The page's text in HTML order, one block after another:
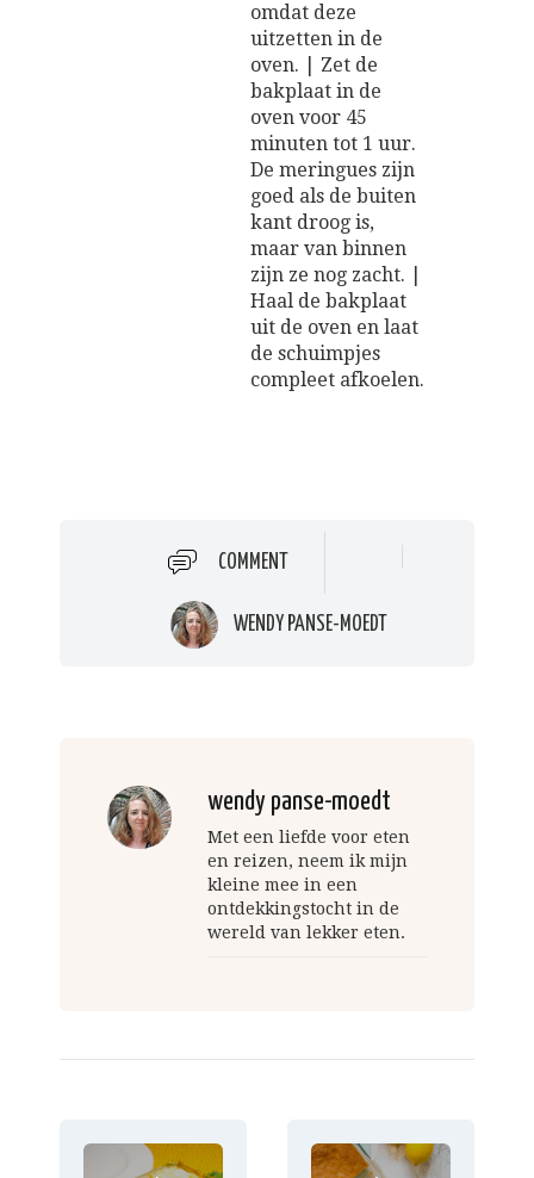
omdat deze
uitzetten in de
oven. | Zet de
bakplaat in de
oven voor 45
minuten tot 1 uur.
De meringues zijn
goed als de buiten
kant droog is,
maar van binnen
zijn ze nog zacht. |
Haal de bakplaat
uit de oven en laat
de schuimpjes
compleet afkoelen.
COMMENT
WENDY PANSE-MOEDT
wendy panse-moedt
Met een liefde voor eten
en reizen, neem ik mijn
kleine mee in een
ontdekkingstocht in de
wereld van lekker eten.